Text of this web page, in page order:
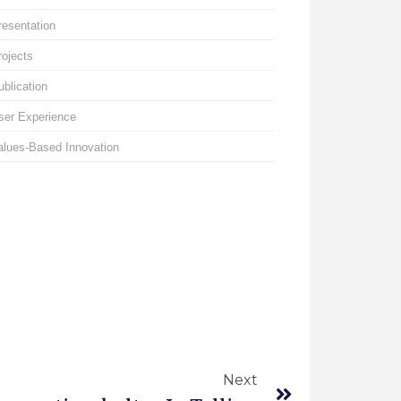
Experience
Based Innovation
Next